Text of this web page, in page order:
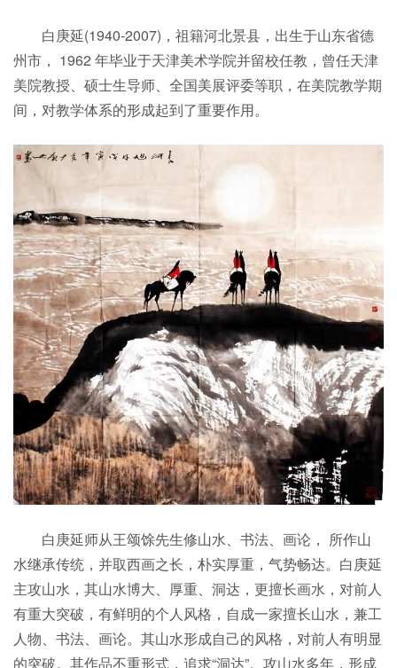
白庚延(1940-2007)，祖籍河北景县，出生于山东省德
州市， 1962 年毕业于天津美术学院并留校任教，曾任天津
美院教授、硕士生导师、全国美展评委等职，在美院教学期
间，对教学体系的形成起到了重要作用。
白庚延师从王颂馀先生修山水、书法、画论， 所作山
水继承传统，并取西画之长，朴实厚重，气势畅达。白庚延
主攻山水，其山水博大、厚重、洞达，更擅长画水，对前人
有重大突破，有鲜明的个人风格，自成一家擅长山水，兼工
人物、书法、画论。其山水形成自己的风格，对前人有明显
的突破。其作品不重形式，追求“洞达”。攻山水多年，形成